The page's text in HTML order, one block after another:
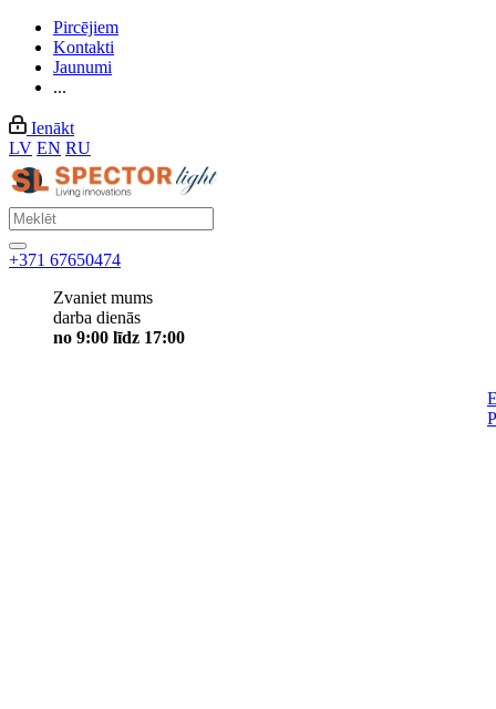
Pircējiem
Kontakti
Jaunumi
...
Ienākt
LV EN RU
+371 67650474
Zvaniet mums
darba dienās
no 9:00 līdz 17:00